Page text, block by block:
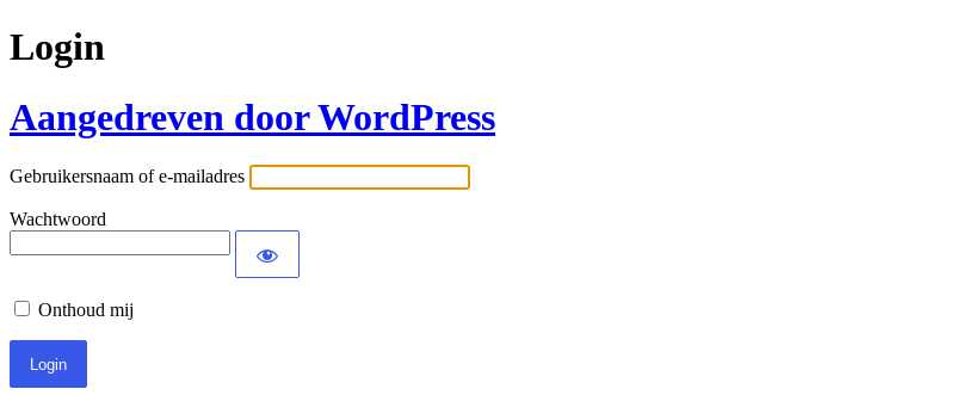
Login
Aangedreven door WordPress
Gebruikersnaam of e-mailadres
Wachtwoord
Onthoud mij